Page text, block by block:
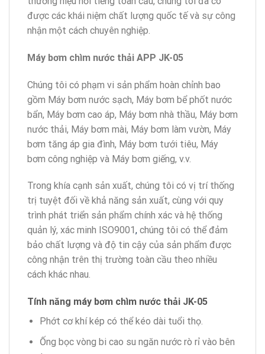
được các khái niệm chất lượng quốc tế và sự công
nhận một cách chuyên nghiệp.
Máy bơm chìm nước thải APP JK-05
Chúng tôi có phạm vi sản phẩm hoàn chỉnh bao
gồm Máy bơm nước sạch, Máy bơm bể phốt nước
bẩn, Máy bơm cao áp, Máy bơm nhà thầu, Máy bơm
nước thải, Máy bơm mài, Máy bơm làm vườn, Máy
bơm tăng áp gia đình, Máy bơm tưới tiêu, Máy
bơm công nghiệp và Máy bơm giếng, v.v.
Trong khía cạnh sản xuất, chúng tôi có vị trí thống
trị tuyệt đối về khả năng sản xuất, cùng với quy
trình phát triển sản phẩm chính xác và hệ thống
quản lý, xác minh ISO9001 , chúng tôi có thể đảm
bảo chất lượng và độ tin cậy của sản phẩm được
công nhận trên thị trường toàn cầu theo nhiều
cách khác nhau.
Tính năng máy bơm chìm nước thải JK-05
Phớt cơ khí kép có thể kéo dài tuổi thọ.
Ống bọc vòng bi cao su ngăn nước rò rỉ vào bên